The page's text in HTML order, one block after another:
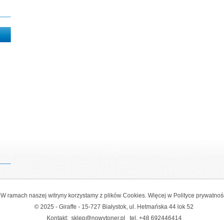
W ramach naszej witryny korzystamy z plików Cookies. Więcej w Polityce
© 2025 - Giraffe - 15-727 Białystok, ul. Hetmańska 44 lok 52
Kontakt: sklep@nowytoner.pl tel. +48 692446414